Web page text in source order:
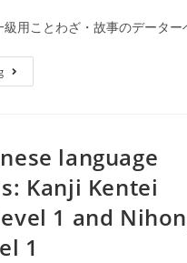
of
the
level
1
test
for
level
漢
検
級
用ことわざ・故事のデーター
本
能
力
定
language
Kanji Kentei
1 and
1